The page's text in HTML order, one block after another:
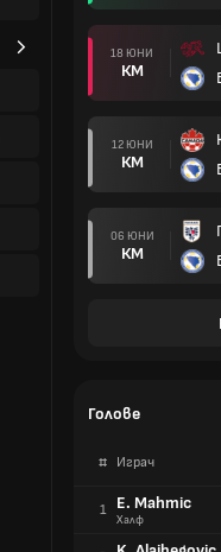
18 ЮНИ
КМ
12 ЮНИ
КМ
06 ЮНИ
КМ
Голове
# Играч
1 E. Mahmic
Халф